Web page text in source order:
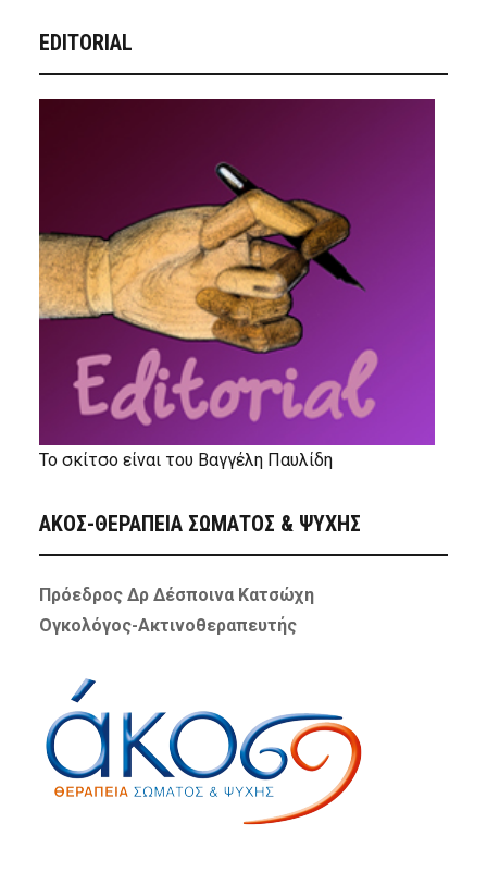
EDITORIAL
Το σκίτσο είναι του Βαγγέλη Παυλίδη
ΑΚΟΣ-ΘΕΡΑΠΕΙΑ ΣΩΜΑΤΟΣ & ΨΥΧΗΣ
Πρόεδρος Δρ Δέσποινα Κατσώχη
Ογκολόγος-Ακτινοθεραπευτής